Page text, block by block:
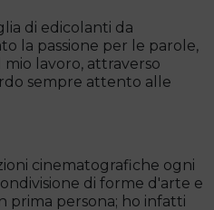
di edicolanti da
la passione per le parole,
lavoro, attraverso
sempre attento alle
cinematografiche ogni
di forme d'arte e
prima persona; ho infatti